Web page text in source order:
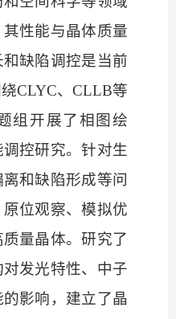
性能与晶体质量
缺陷调控是当前
CLYC、CLLB等
组开展了相图绘
控研究。针对生
和缺陷形成等问
位观察、模拟优
量晶体。研究了
发光特性、中子
影响，建立了晶